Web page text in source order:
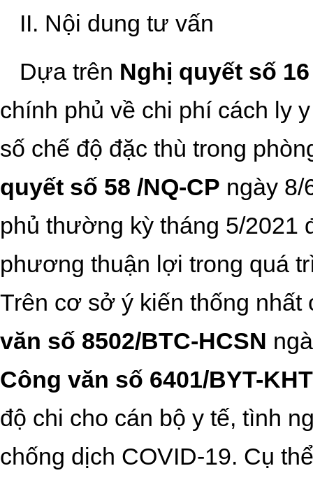
II. Nội dung tư vấn
Dựa trên Nghị quyết số 16
chính phủ về chi phí cách ly
số chế độ đặc thù trong
quyết số 58 /NQ-CP ngày 8/
phủ thường kỳ tháng 5/2021
phương thuận lợi trong quá
Trên cơ sở ý kiến thống
văn số 8502/BTC-HCSN
Công văn số 6401/BYT-
độ chi cho cán bộ y tế, tình
chống dịch COVID-19. Cụ